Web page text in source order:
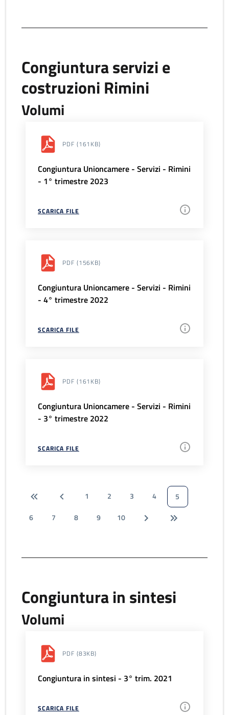
Congiuntura servizi e
costruzioni Rimini
Volumi
PDF (161KB)
Congiuntura Unioncamere - Servizi - Rimini
- 1° trimestre 2023
SCARICA FILE
PDF (156KB)
Congiuntura Unioncamere - Servizi - Rimini
- 4° trimestre 2022
SCARICA FILE
PDF (161KB)
Congiuntura Unioncamere - Servizi - Rimini
- 3° trimestre 2022
SCARICA FILE
1 2 3 4
5
6
7 8 9 10
Congiuntura in sintesi
Volumi
PDF (83KB)
Congiuntura in sintesi - 3° trim. 2021
SCARICA FILE